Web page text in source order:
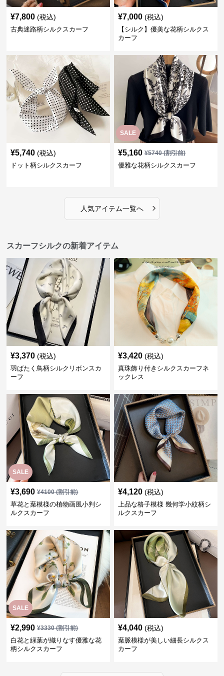
¥7,800 (税込)
古典迷路柄シルクスカーフ
¥7,000 (税込)
【シルク】優美な花柄シルクス
カーフ
¥5,740 (税込)
ドット柄シルクスカーフ
SALE
¥5,160 ¥5740(割引前)
優雅な花柄シルクスカーフ
人気アイテム一覧へ ›
スカーフシルクの新着アイテム
¥3,370 (税込)
羽ばたく鳥柄シルクリボンスカ
ーフ
¥3,420 (税込)
真珠飾り付きシルクスカーフネ
ックレス
SALE
¥3,690 ¥4100(割引前)
草花と葉模様の植物画風小判シ
ルクスカーフ
¥4,120 (税込)
上品な格子模様 幾何学小紋柄シ
ルクスカーフ
SALE
¥2,990 ¥3330(割引前)
白花と緑葉が織りなす優雅な花
柄シルクスカーフ
¥4,040 (税込)
葉脈模様が美しい細長シルクス
カーフ